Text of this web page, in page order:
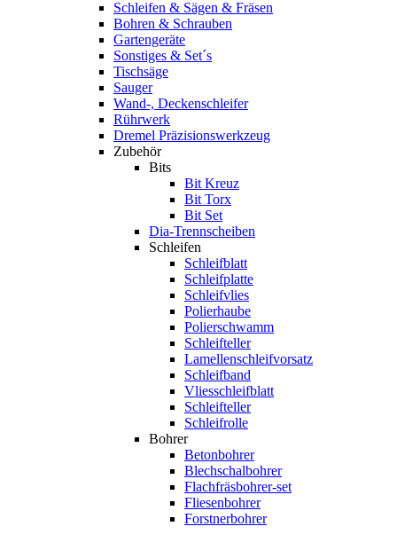
Schleifen & Sägen & Fräsen
Bohren & Schrauben
Gartengeräte
Sonstiges & Set´s
Tischsäge
Sauger
Wand-, Deckenschleifer
Rührwerk
Dremel Präzisionswerkzeug
Zubehör
Bits
Bit Kreuz
Bit Torx
Bit Set
Dia-Trennscheiben
Schleifen
Schleifblatt
Schleifplatte
Schleifvlies
Polierhaube
Polierschwamm
Schleifteller
Lamellenschleifvorsatz
Schleifband
Vliesschleifblatt
Schleifteller
Schleifrolle
Bohrer
Betonbohrer
Blechschalbohrer
Flachfräsbohrer-set
Fliesenbohrer
Forstnerbohrer